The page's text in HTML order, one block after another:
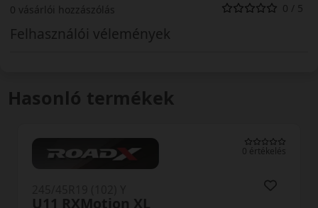
0 vásárlói hozzászólás 0 / 5
Felhasználói vélemények
Hasonló termékek
0 értékelés
U11 RXMotion XL